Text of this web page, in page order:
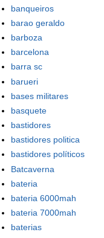
banqueiros
barao geraldo
barboza
barcelona
barra sc
barueri
bases militares
basquete
bastidores
bastidores politica
bastidores políticos
Batcaverna
bateria
bateria 6000mah
bateria 7000mah
baterias